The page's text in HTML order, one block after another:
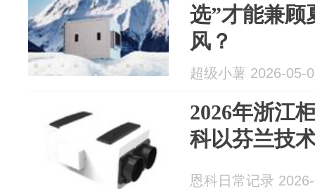
选”才能兼顾
风？
超级小薯 2026-05-
2026年浙江
科以芬兰技
恩科日常记录